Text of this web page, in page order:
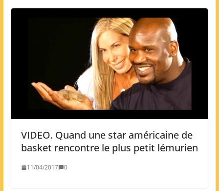
VIDEO. Quand une star américaine de
basket rencontre le plus petit lémurien
11/04/2017 0